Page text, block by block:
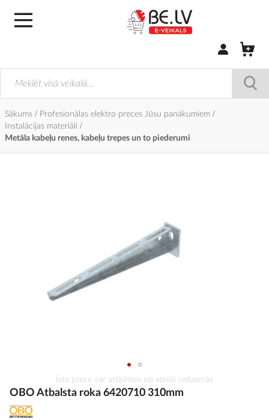
Pierakstīties/
Sākums
Profesionālas elektro preces Jūsu panākumiem
Instalācijas materiāli
Metāla kabeļu renes, kabeļu trepes un to piederumi
uz
sākumu
Īsta prece var atšķirties no attēlā redzamās
OBO Atbalsta roka 6420710 310mm